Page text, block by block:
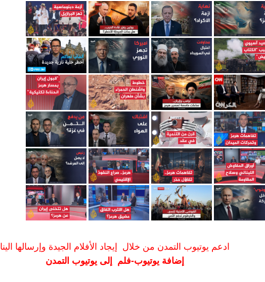
ادعم يوتيوب التمدن من خلال إيجاد الأفلام الجيدة وإرسالها الينا
إضافة يوتيوب-فلم إلى يوتيوب التمدن